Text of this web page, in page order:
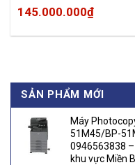
SẢN PHẨM MỚI
Máy
51M45/BP-
0946563838
khu vực Miền
Trường An phân phối Sharp
145.000.000₫